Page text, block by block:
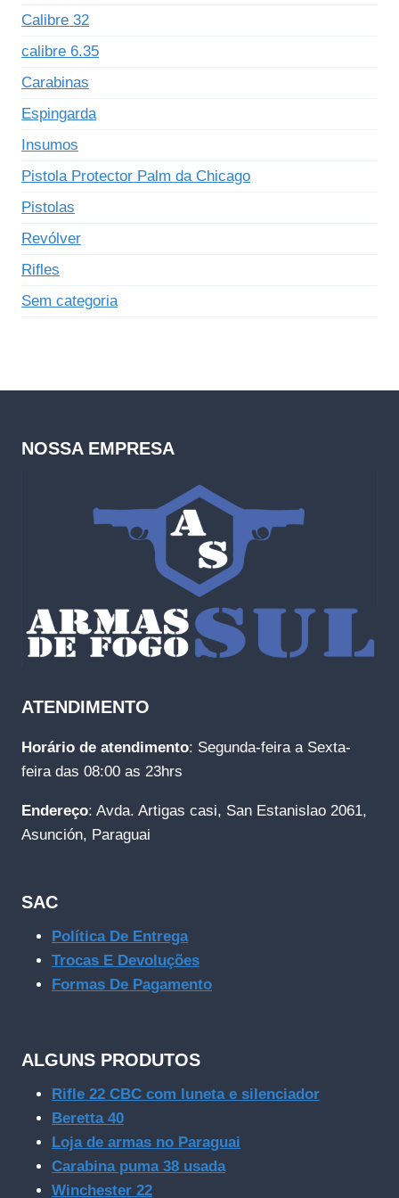
Calibre 32
calibre 6.35
Carabinas
Espingarda
Insumos
Pistola Protector Palm da Chicago
Pistolas
Revólver
Rifles
Sem categoria
NOSSA EMPRESA
ATENDIMENTO
Horário de atendimento: Segunda-feira a Sexta-
feira das 08:00 as 23hrs
Endereço: Avda. Artigas casi, San Estanislao 2061,
Asunción, Paraguai
SAC
Política De Entrega
Trocas E Devoluções
Formas De Pagamento
ALGUNS PRODUTOS
Rifle 22 CBC com luneta e silenciador
Beretta 40
Loja de armas no Paraguai
Carabina puma 38 usada
Winchester 22